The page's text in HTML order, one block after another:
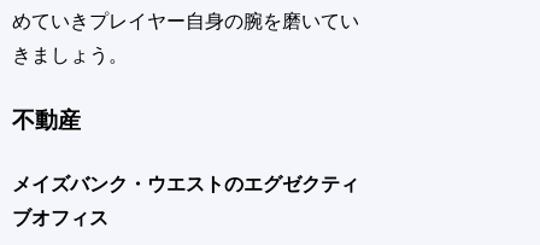
めていきプレイヤー自身の腕を磨いてい
きましょう。
不動産
メイズバンク・ウエストのエグゼクティ
ブオフィス